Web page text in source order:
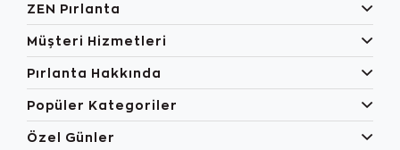
ZEN Pırlanta
Müşteri Hizmetleri
Pırlanta Hakkında
Popüler Kategoriler
Özel Günler